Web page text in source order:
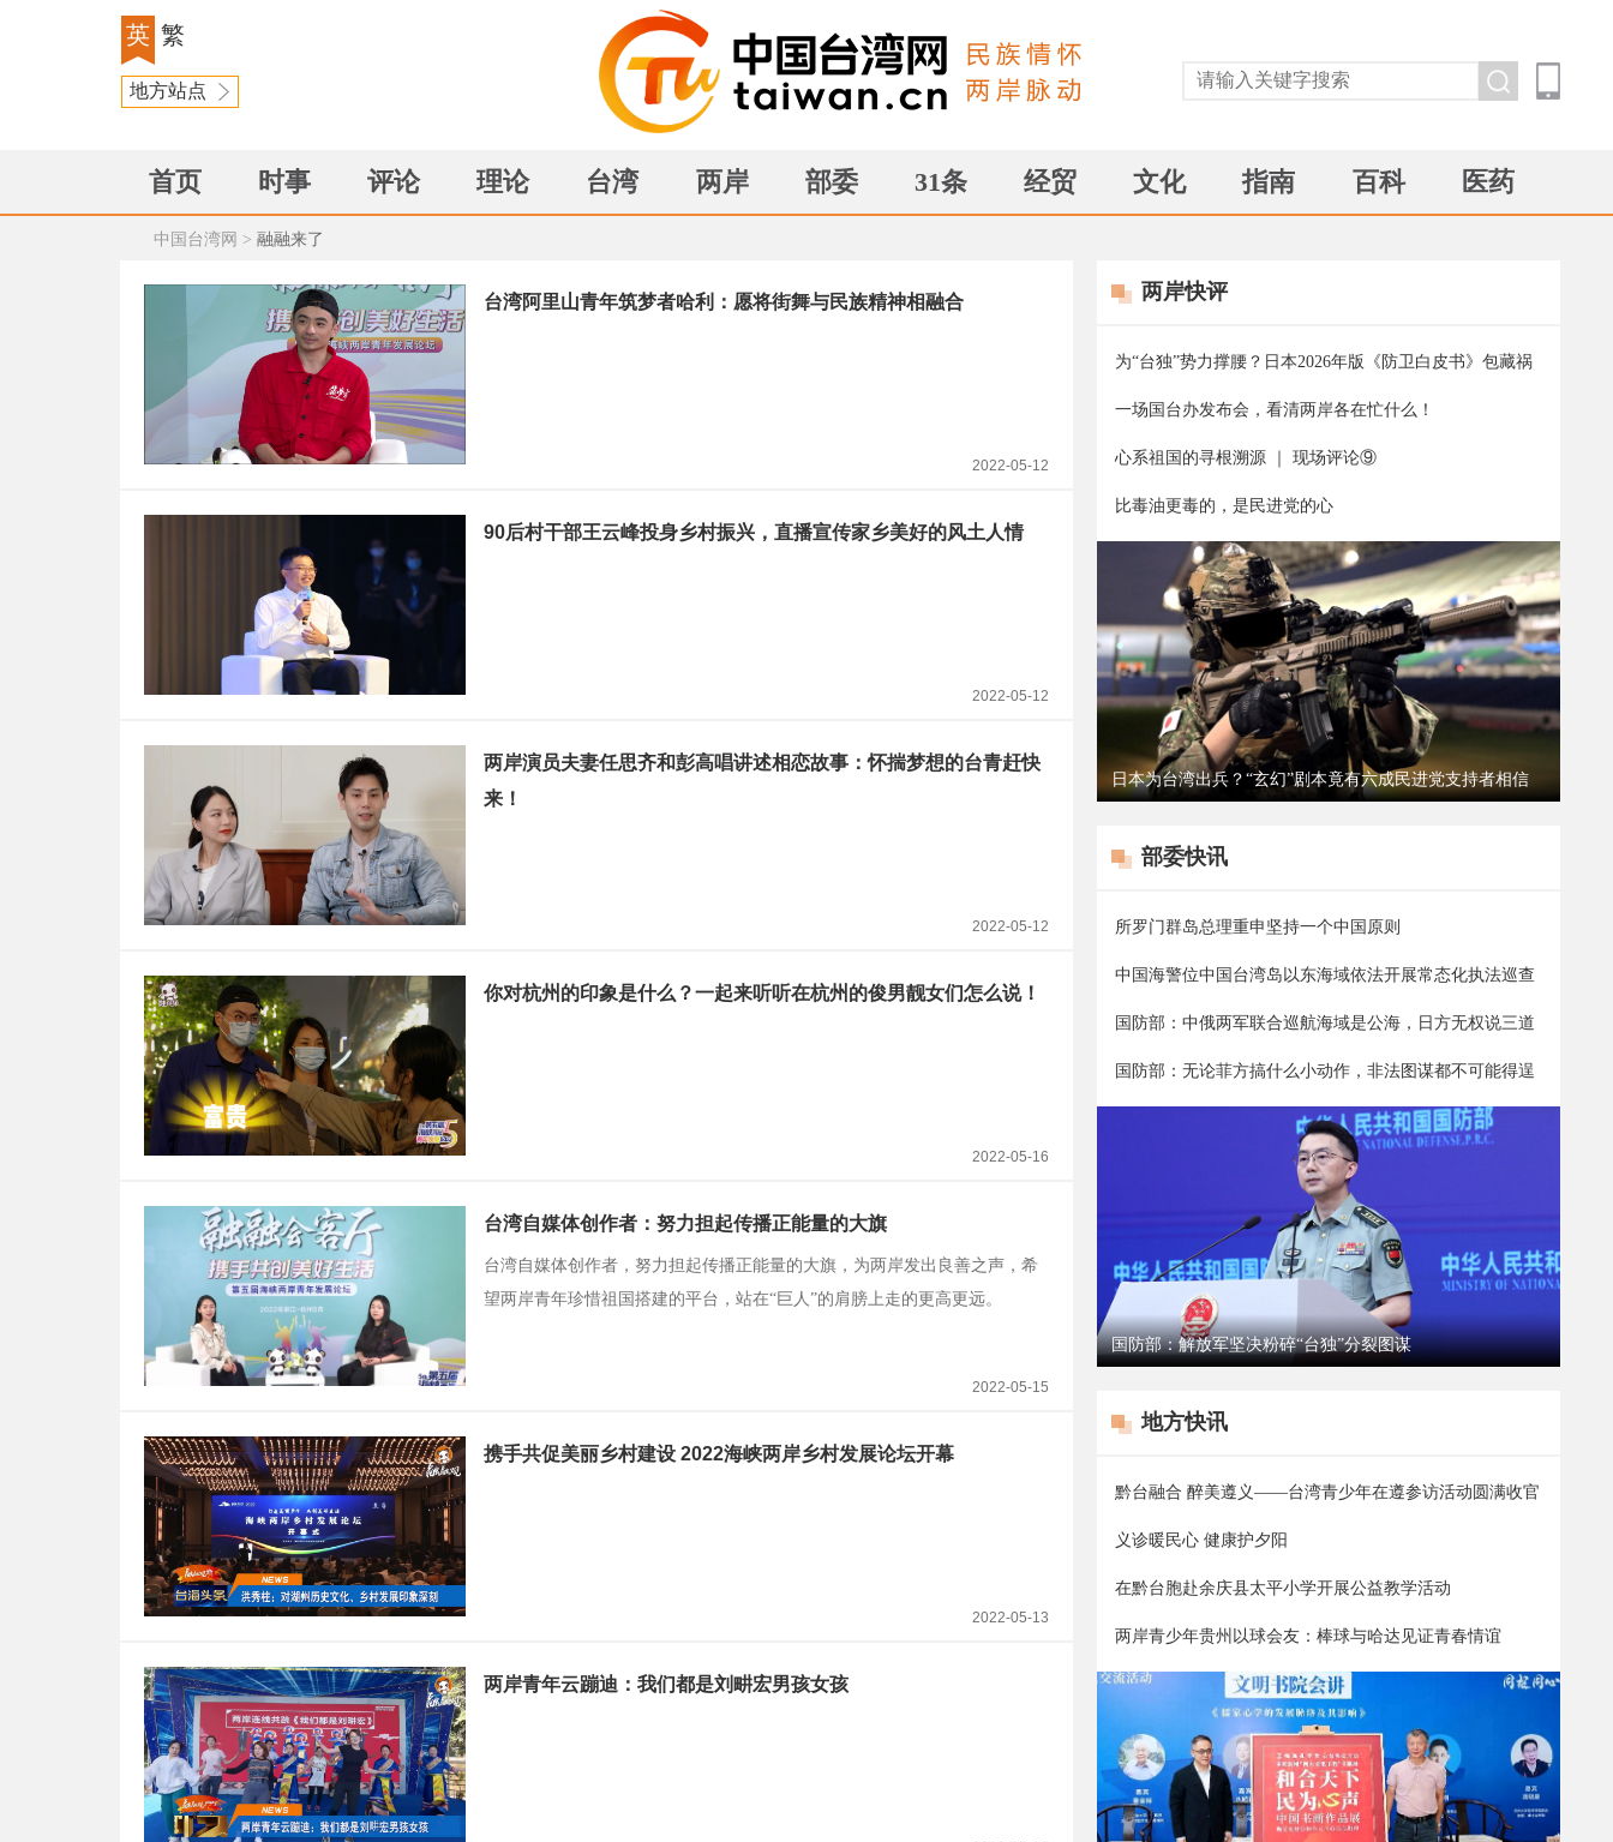
英 繁
地方站点
首页 时事 评论 理论 台湾 两岸 部委 31条 经贸 文化 指南 百科 医药
中国台湾网 > 融融来了
台湾阿里山青年筑梦者哈利：愿将街舞与民族精神相融合
2022-05-12
90后村干部王云峰投身乡村振兴，直播宣传家乡美好的风土人情
2022-05-12
两岸演员夫妻任思齐和彭高唱讲述相恋故事：怀揣梦想的台青赶快
来！
2022-05-12
你对杭州的印象是什么？一起来听听在杭州的俊男靓女们怎么说！
2022-05-16
台湾自媒体创作者：努力担起传播正能量的大旗
台湾自媒体创作者，努力担起传播正能量的大旗，为两岸发出良善之声，希
望两岸青年珍惜祖国搭建的平台，站在“巨人”的肩膀上走的更高更远。
2022-05-15
携手共促美丽乡村建设 2022海峡两岸乡村发展论坛开幕
2022-05-13
两岸青年云蹦迪：我们都是刘畊宏男孩女孩
两岸快评
为“台独”势力撑腰？日本2026年版《防卫白皮书》包藏祸
一场国台办发布会，看清两岸各在忙什么！
心系祖国的寻根溯源 ｜ 现场评论⑨
比毒油更毒的，是民进党的心
日本为台湾出兵？“玄幻”剧本竟有六成民进党支持者相信
部委快讯
所罗门群岛总理重申坚持一个中国原则
中国海警位中国台湾岛以东海域依法开展常态化执法巡查
国防部：中俄两军联合巡航海域是公海，日方无权说三道
国防部：无论菲方搞什么小动作，非法图谋都不可能得逞
国防部：解放军坚决粉碎“台独”分裂图谋
地方快讯
黔台融合 醉美遵义——台湾青少年在遵参访活动圆满收官
义诊暖民心 健康护夕阳
在黔台胞赴余庆县太平小学开展公益教学活动
两岸青少年贵州以球会友：棒球与哈达见证青春情谊